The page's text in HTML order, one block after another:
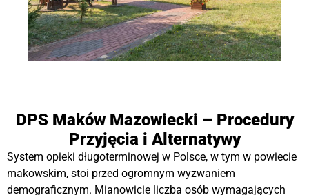
DPS Maków Mazowiecki – Procedury
Przyjęcia i Alternatywy
System opieki długoterminowej w Polsce, w tym w powiecie
makowskim, stoi przed ogromnym wyzwaniem
demograficznym. Mianowicie liczba osób wymagających